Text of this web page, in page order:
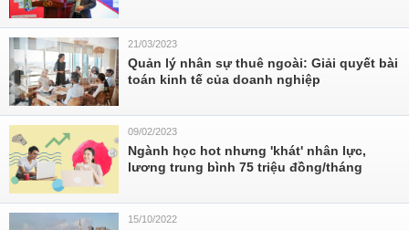
21/03/2023
Quản lý nhân sự thuê ngoài: Giải quyết bài
toán kinh tế của doanh nghiệp
09/02/2023
Ngành học hot nhưng 'khát' nhân lực,
lương trung bình 75 triệu đồng/tháng
15/10/2022